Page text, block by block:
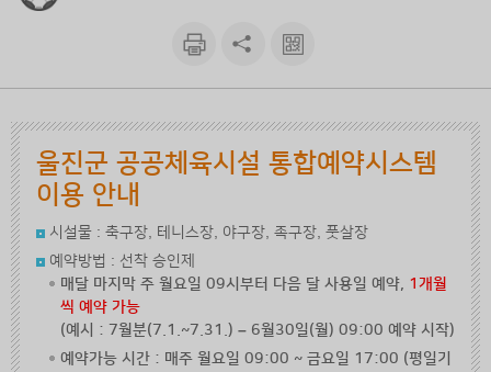
기
기
크 보기
울진군 공공체육시설 통합예약시스템
이용 안내
시설물 : 축구장, 테니스장, 야구장, 족구장, 풋살장
예약방법 : 선착 승인제
매달 마지막 주 월요일 09시부터 다음 달 사용일 예약, 1개월
씩 예약 가능
(예시 : 7월분(7.1.~7.31.) – 6월30일(월) 09:00 예약 시작)
예약가능 시간 : 매주 월요일 09:00 ~ 금요일 17:00 (평일기